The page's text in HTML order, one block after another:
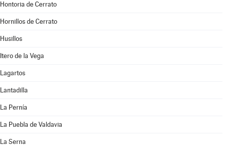
Hontoria de Cerrato
Hornillos de Cerrato
Husillos
Itero de la Vega
Lagartos
Lantadilla
La Pernía
La Puebla de Valdavia
La Serna